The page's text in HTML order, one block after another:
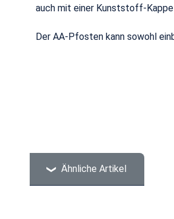
auch mit einer Kunststoff-
Der AA-Pfosten kann sowohl
Ähnliche Artikel